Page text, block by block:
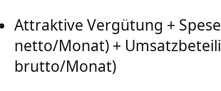
Attraktive Vergütung +
netto/Monat) +
brutto/Monat)